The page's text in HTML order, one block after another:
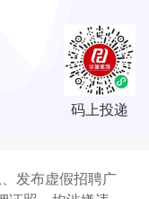
码上投递
发布虚假招聘广